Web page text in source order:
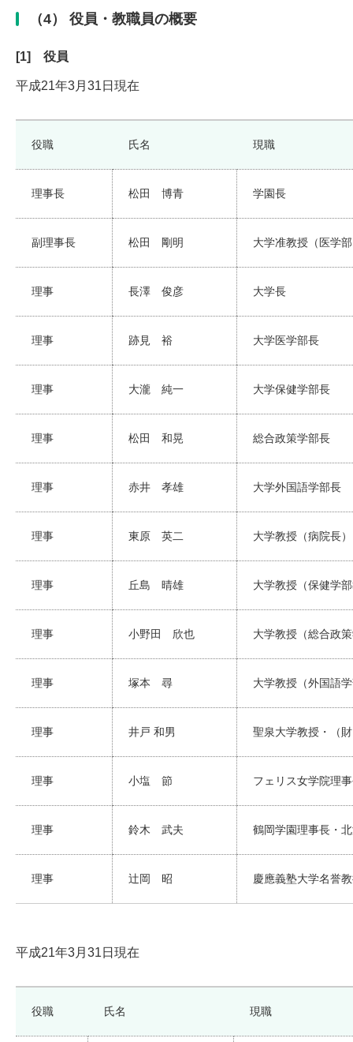
（4） 役員・教職員の概要
[1] 役員
平成21年3月31日現在
役職 氏名 現職
理事長 松田 博青 学園長
副理事長 松田 剛明 大学准教授（医学
理事 長澤 俊彦 大学長
理事 跡見 裕 大学医学部長
理事 大瀧 純一 大学保健学部長
理事 松田 和晃 総合政策学部長
理事 赤井 孝雄 大学外国語学部長
理事 東原 英二 大学教授（病院長）
理事 丘島 晴雄 大学教授（保健学
理事 小野田 欣也 大学教授（総合政
理事 塚本 尋 大学教授（外国語
理事 井戸 和男 聖泉大学教授・（
理事 小塩 節 フェリス女学院理
理事 鈴木 武夫 鶴岡学園理事長・
理事 辻岡 昭 慶應義塾大学名誉
平成21年3月31日現在
役職 氏名 現職